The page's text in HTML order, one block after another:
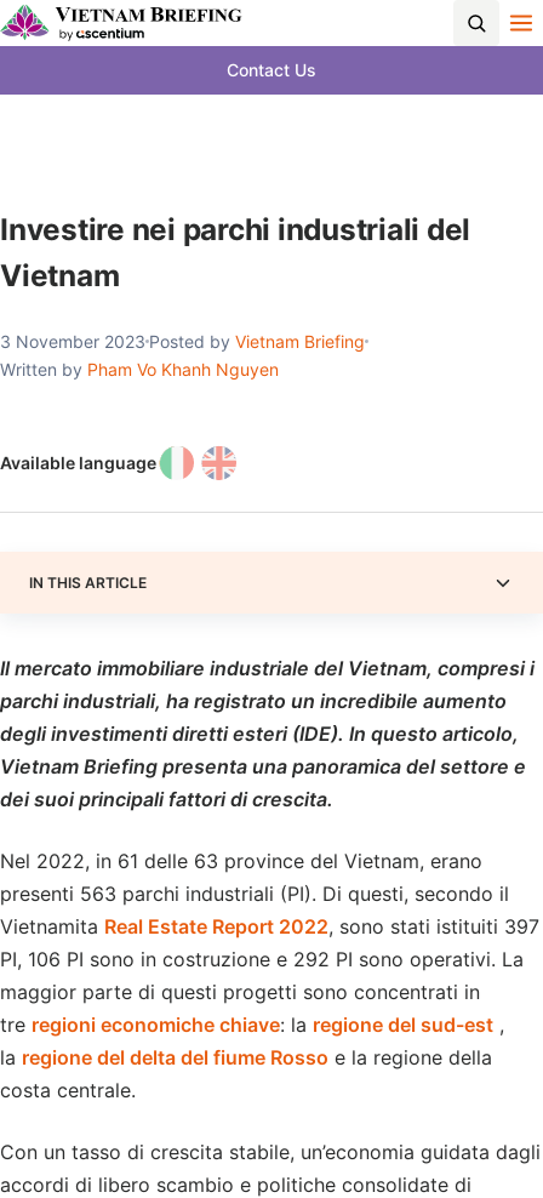
Contact Us
Investire nei parchi industriali del
Vietnam
3 November 2023 Posted by Vietnam Briefing
Written by Pham Vo Khanh Nguyen
Available language
IN THIS ARTICLE
Il mercato immobiliare industriale del Vietnam, compresi i
parchi industriali, ha registrato un incredibile aumento
degli investimenti diretti esteri (IDE). In questo articolo,
Vietnam Briefing presenta una panoramica del settore e
dei suoi principali fattori di crescita.
Nel 2022, in 61 delle 63 province del Vietnam, erano
presenti 563 parchi industriali (PI). Di questi, secondo il
Vietnamita Real Estate Report 2022, sono stati istituiti 397
PI, 106 PI sono in costruzione e 292 PI sono operativi. La
maggior parte di questi progetti sono concentrati in
tre regioni economiche chiave: la regione del sud-est ,
la regione del delta del fiume Rosso e la regione della
costa centrale.
Con un tasso di crescita stabile, un’economia guidata dagli
accordi di libero scambio e politiche consolidate di